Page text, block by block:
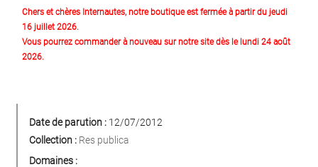
Chers et chères Internautes, notre boutique est fermée à partir du jeudi
16 juillet 2026.
Vous pourrez commander à nouveau sur notre site dès le lundi 24 août
2026.
Date de parution : 12/07/2012
Collection : Res publica
Domaines :